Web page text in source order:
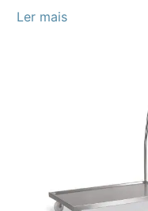
Ler mais